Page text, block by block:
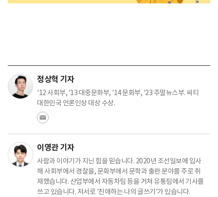
정상혁 기자
'12 사회부, '13 대중문화부, '14 문화부, '23 주말뉴스부. 씨티
대한민국 언론인상 대상 수상.
이영관 기자
사람과 이야기가 지닌 힘을 믿습니다. 2020년 조선일보에 입사
해 사회부에서 경찰을, 문화부에서 문학과 출판 분야를 주로 취
재했습니다. 산업부에서 자동차팀 등을 거쳐 유통팀에서 기사를
쓰고 있습니다. 저서로 '친애하는 나의 글쓰기'가 있습니다.